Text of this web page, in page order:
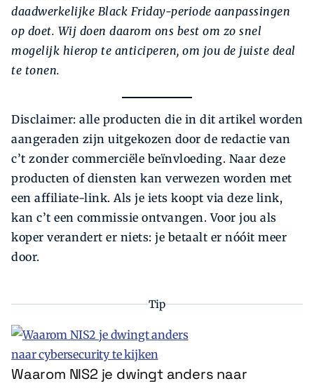
daadwerkelijke Black Friday-periode aanpassingen
op doet. Wij doen daarom ons best om zo snel
mogelijk hierop te anticiperen, om jou de juiste deal
te tonen.
Disclaimer: alle producten die in dit artikel worden
aangeraden zijn uitgekozen door de redactie van
c’t zonder commerciële beïnvloeding. Naar deze
producten of diensten kan verwezen worden met
een affiliate-link. Als je iets koopt via deze link,
kan c’t een commissie ontvangen. Voor jou als
koper verandert er niets: je betaalt er nóóit meer
door.
Tip
Waarom NIS2 je dwingt anders naar